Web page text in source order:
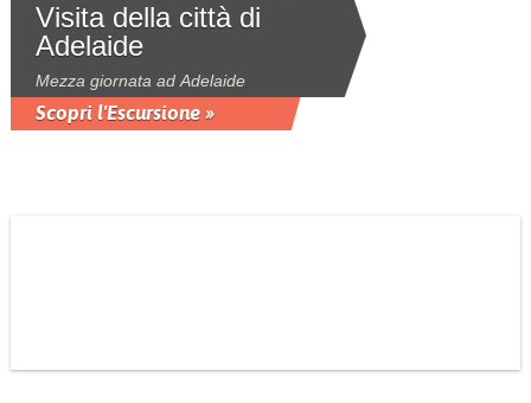
Visita della città di
Adelaide
Mezza giornata ad Adelaide
Scopri l'Escursione »